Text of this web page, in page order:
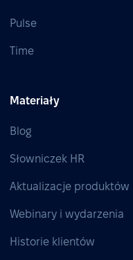
Pulse
Time
Materiały
Blog
Słowniczek HR
Aktualizacje produktów
Webinary i wydarzenia
Historie klientów